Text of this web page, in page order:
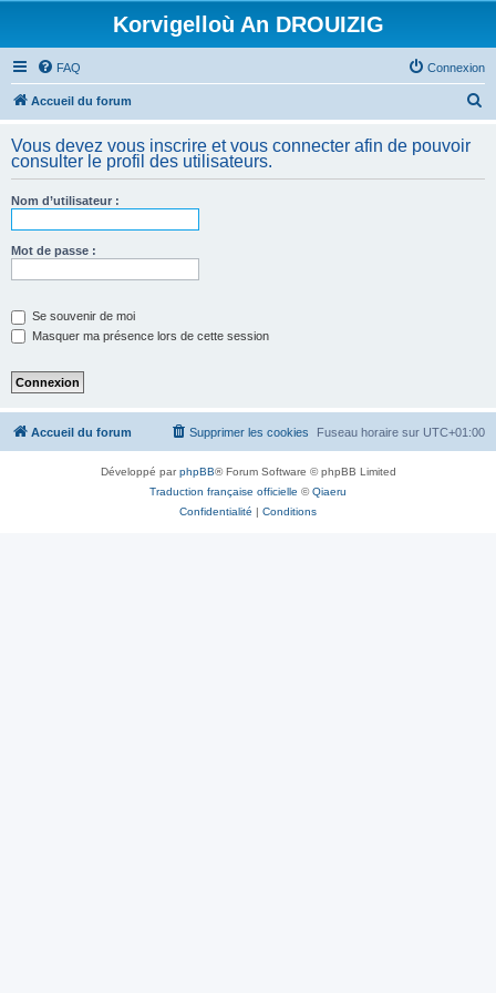
Korvigelloù An DROUIZIG
FAQ Connexion
Accueil du forum
h
Vous devez vous inscrire et vous connecter afin de pouvoir
consulter le profil des utilisateurs.
Nom d’utilisateur :
Mot de passe :
Se souvenir de moi
Masquer ma présence lors de cette session
Accueil du forum Fuseau horaire sur UTC+01:00
Supprimer les cookies
Développé parphpBB® Forum Software © phpBB Limited
Traduction française officielle ©Qiaeru
Confidentialité | Conditions